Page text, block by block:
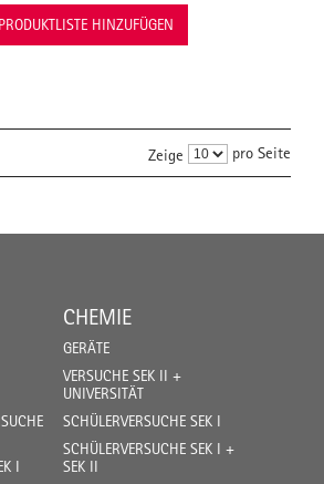
HINZUFÜGEN
Zeige pro Seite
I
CHEMIE
GERÄTE
VERSUCHE SEK II +
UNIVERSITÄT
SCHÜLERVERSUCHE SEK I
SCHÜLERVERSUCHE SEK I +
SEK II